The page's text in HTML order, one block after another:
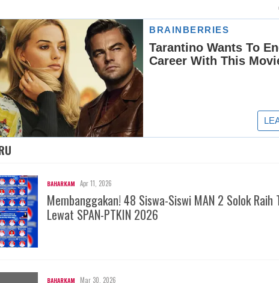
BAHARKAM Apr 11, 2026
Membanggakan! 48 Siswa-Siswi MAN 2 Solok Raih
Lewat SPAN-PTKIN 2026
BAHARKAM Mar 30, 2026